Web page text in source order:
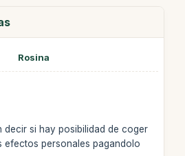
Rosina
decir si hay posibilidad de coger
efectos personales pagandolo